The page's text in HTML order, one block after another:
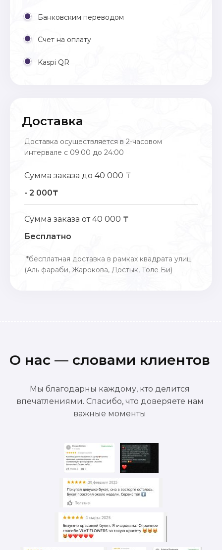
Банковским переводом
Счет на оплату
Kaspi QR
Доставка
Доставка осуществляется в 2-часовом
интервале с 09:00 до 24:00
Сумма заказа до 40 000 ₸
- 2 000₸
Сумма заказа от 40 000 ₸
Бесплатно
*бесплатная доставка в рамках квадрата улиц
(Аль фараби, Жарокова, Достык, Толе Би)
О нас — словами клиентов
Мы благодарны каждому, кто делится
впечатлениями. Спасибо, что доверяете нам
важные моменты